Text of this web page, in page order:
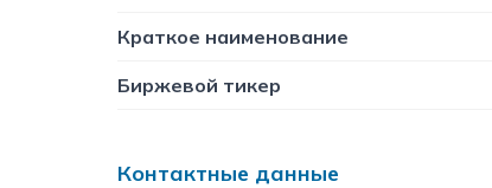
Краткое наименование
Биржевой тикер
Контактные данные